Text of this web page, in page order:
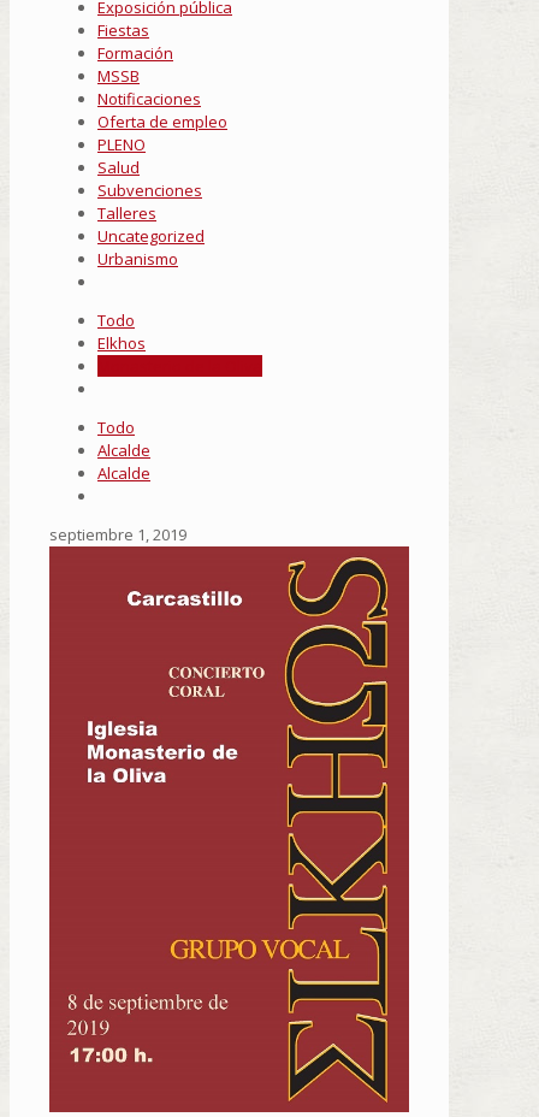
Exposición pública
Fiestas
Formación
MSSB
Notificaciones
Oferta de empleo
PLENO
Salud
Subvenciones
Talleres
Uncategorized
Urbanismo
Todo
Elkhos
Todo
Alcalde
Alcalde
septiembre 1, 2019